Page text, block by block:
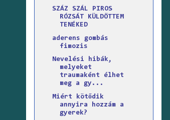
SZÁZ SZÁL PIROS
RÓZSÁT KÜLDÖTTEM
TENÉKED
aderens gombás
fimozis
Nevelési hibák,
melyeket
traumaként élhet
meg a gy...
Miért kötődik
annyira hozzám a
gyerek?